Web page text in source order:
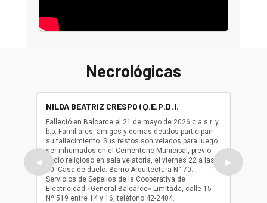
Necrológicas
◀
NILDA BEATRIZ CRESPO (Q.E.P.D.).
Falleció en Balcarce el 21 de mayo de 2026 c.a.s.r. y
b.p. Familiares, amigos y demas deudos participan
su fallecimiento. Sus restos son velados para luego
ser inhumados en el Cementerio Municipal, previo
oficio religioso en sala velatoria, el viernes 22 a las
10. Casa de duelo: Barrio Arquitectura N° 70.
Servicios de Sepelios de la Cooperativa de
Electricidad «General Balcarce» Limitada, calle 15
Nº 519 entre 14 y 16, teléfono 42-2404.
ser
oficio
▶